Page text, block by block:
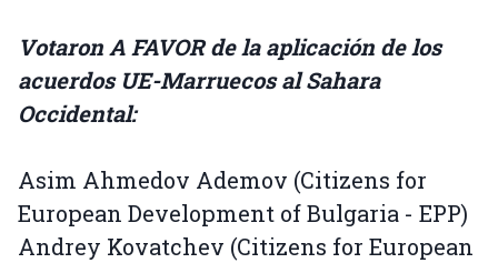
Votaron A FAVOR de la aplicación de los
acuerdos UE-Marruecos al Sahara
Occidental:
Asim Ahmedov Ademov (Citizens for
European Development of Bulgaria - EPP)
Andrey Kovatchev (Citizens for European